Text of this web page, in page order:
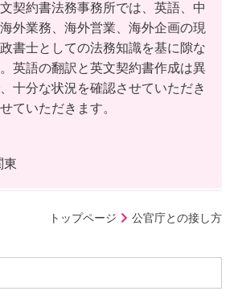
契約書法務事務所では、英語、中
外業務、海外営業、海外企画の現
書士としての法務知識を基に隙な
英語の翻訳と英文契約書作成は異
十分な状況を確認させていただき
ていただきます。
東
トップページ 公官庁との接し方